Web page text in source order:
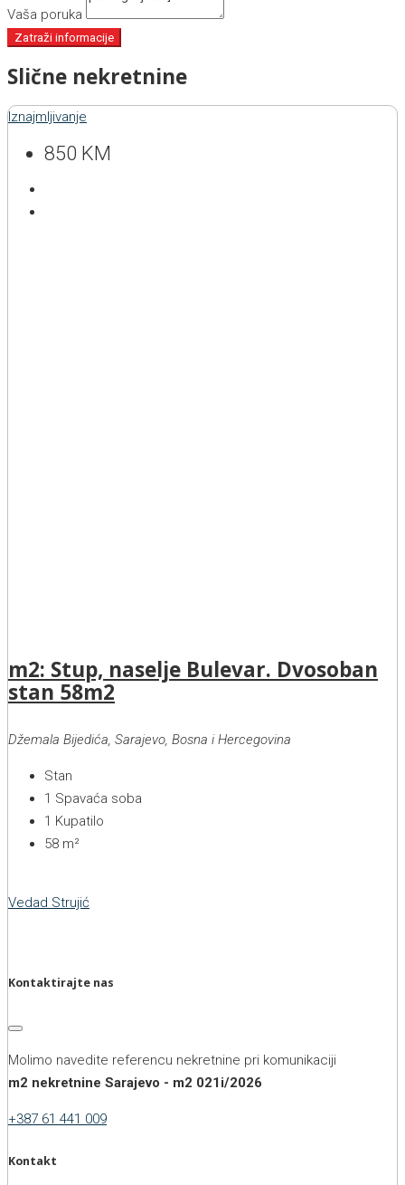
Vaša poruka
Zatraži informacije
Slične nekretnine
Iznajmljivanje
850 KM
m2: Stup, naselje Bulevar. Dvosoban
stan 58m2
Džemala Bijedića, Sarajevo, Bosna i Hercegovina
Stan
1 Spavaća soba
1 Kupatilo
58 m²
Vedad Strujić
Kontaktirajte nas
Molimo navedite referencu nekretnine pri komunikaciji
m2 nekretnine Sarajevo - m2 021i/2026
+387 61 441 009
Kontakt